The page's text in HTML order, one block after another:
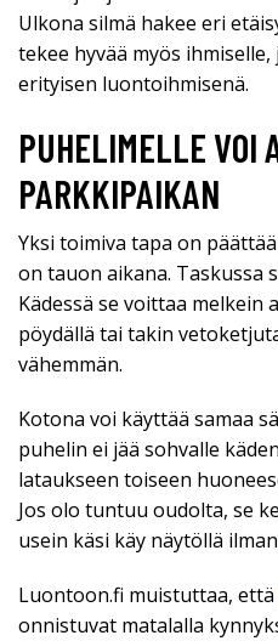
Ulkona silmä hakee eri
tekee hyvää myös
erityisen luontoihmisenä.
PUHELIMELLE VOI
PARKKIPAIKAN
Yksi toimiva tapa on
on tauon aikana. Taskussa
Kädessä se voittaa melkein
pöydällä tai takin
vähemmän.
Kotona voi käyttää samaa
puhelin ei jää sohvalle
lataukseen toiseen
Jos olo tuntuu oudolta, se
usein käsi käy näytöllä
Luontoon.fi muistuttaa, että
onnistuvat matalalla